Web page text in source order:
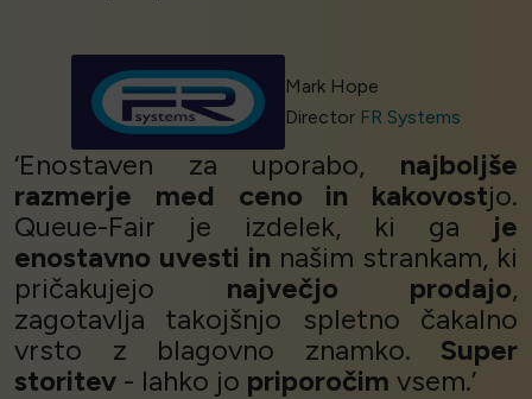
Mark Hope
Director FR Systems
‘Enostaven za uporabo, najboljše
razmerje med ceno in kakovostjo.
Queue-Fair je izdelek, ki ga je
enostavno uvesti in našim strankam, ki
pričakujejo največjo prodajo,
zagotavlja takojšnjo spletno čakalno
vrsto z blagovno znamko. Super
storitev - lahko jo priporočim vsem.’